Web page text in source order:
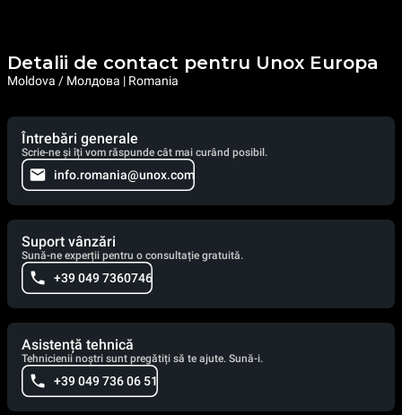
Detalii de contact pentru Unox Europa
Moldova / Молдова | Romania
Întrebări generale
Scrie-ne și îți vom răspunde cât mai curând posibil.
info.romania@unox.com
Suport vânzări
Sună-ne experții pentru o consultație gratuită.
+39 049 7360746
Asistență tehnică
Tehnicienii noștri sunt pregătiți să te ajute. Sună-i.
+39 049 736 06 51